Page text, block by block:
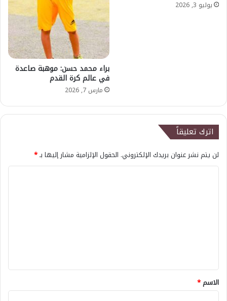
يوليو 3, 2026
براء محمد حسن: موهبة صاعدة
في عالم كرة القدم
مارس 7, 2026
اترك تعليقاً
لن يتم نشر عنوان بريدك الإلكتروني. الحقول الإلزامية مشار إليها بـ*
*
الاسم*